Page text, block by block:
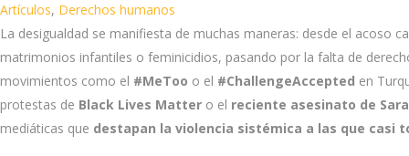
Artículos, Derechos humanos
La desigualdad se manifiesta de muchas maneras: desde el acoso
matrimonios infantiles o feminicidios, pasando por la falta de
movimientos como el #MeToo o el #ChallengeAccepted en
protestas de Black Lives Matter o el reciente asesinato de
mediáticas que destapan la violencia sistémica a las que casi